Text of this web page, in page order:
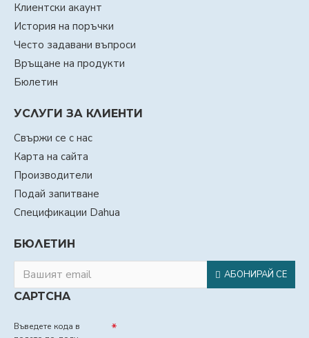
Клиентски акаунт
История на поръчки
Често задавани въпроси
Връщане на продукти
Бюлетин
УСЛУГИ ЗА КЛИЕНТИ
Свържи се с нас
Карта на сайта
Производители
Подай запитване
Спецификации Dahua
БЮЛЕТИН
АБОНИРАЙ СЕ
CAPTCHA
Въведете кода в